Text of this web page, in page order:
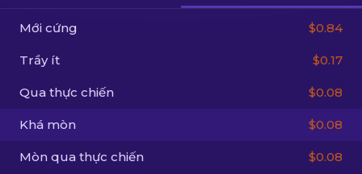
VI
Mới cứng $0.84
Trầy ít $0.17
Qua thực chiến $0.08
Khá mòn $0.08
Mòn qua thực chiến $0.08